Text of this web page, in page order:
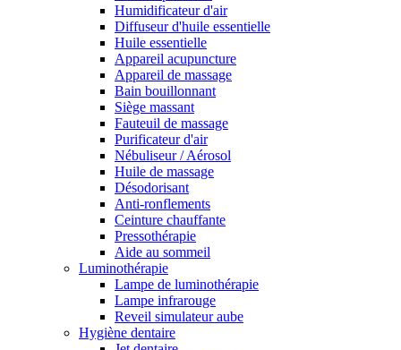
Humidificateur d'air
Diffuseur d'huile essentielle
Huile essentielle
Appareil acupuncture
Appareil de massage
Bain bouillonnant
Siège massant
Fauteuil de massage
Purificateur d'air
Nébuliseur / Aérosol
Huile de massage
Désodorisant
Anti-ronflements
Ceinture chauffante
Pressothérapie
Aide au sommeil
Luminothérapie
Lampe de luminothérapie
Lampe infrarouge
Reveil simulateur aube
Hygiène dentaire